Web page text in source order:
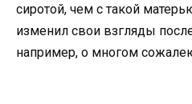
сиротой, чем с такой
изменил свои взгляды
например, о многом